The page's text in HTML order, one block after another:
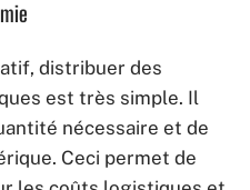
distribuer des
est très simple. Il
nécessaire et de
Ceci permet de